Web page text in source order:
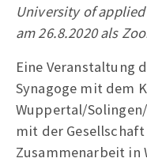
University of
am 26.8.2020 als
Eine Veranstaltung
Synagoge mit dem
Wuppertal/
mit der
Zusammenarbeit